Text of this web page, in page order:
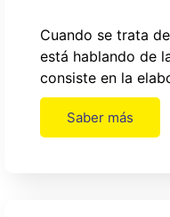
Cuando se trata
está hablando de
consiste en la
Saber más